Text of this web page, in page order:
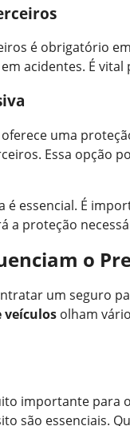
é obrigatório
acidentes. É
uma
Essa opção
é essencial. É
a proteção
o
um seguro
veículos olham
importante para
são essenciais.